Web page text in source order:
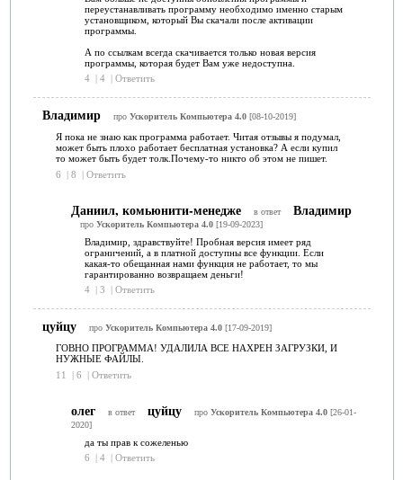
переустанавливать программу необходимо именно старым
установщиком, который Вы скачали после активации
программы.
А по ссылкам всегда скачивается только новая версия
программы, которая будет Вам уже недоступна.
4 | 4 | Ответить
Владимир про Ускоритель Компьютера 4.0[08-10-2019]
Я пока не знаю как программа работает. Читая отзывы я подумал,
может быть плохо работает бесплатная установка? А если купил
то может быть будет толк.Почему-то никто об этом не пишет.
6
| 8 | Ответить
Даниил, комьюнити-менедже в ответ Владимир
про Ускоритель Компьютера 4.0[19-09-2023]
Владимир, здравствуйте! Пробная версия имеет ряд
ограничений, а в платной доступны все функции. Если
какая-то обещанная нами функция не работает, то мы
гарантированно возвращаем деньги!
4 | 3 | Ответить
цуйцу про Ускоритель Компьютера 4.0[17-09-2019]
ГОВНО ПРОГРАММА! УДАЛИЛА ВСЕ НАХРЕН ЗАГРУЗКИ, И
НУЖНЫЕ ФАЙЛЫ.
11
| 6 | Ответить
олег в ответ цуйцу про Ускоритель Компьютера 4.0[26-01-
2020]
да ты прав к сожеленью
6
| 4 | Ответить